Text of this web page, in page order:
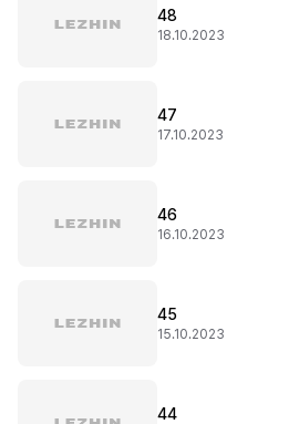
48
18.10.2023
47
17.10.2023
46
16.10.2023
45
15.10.2023
44